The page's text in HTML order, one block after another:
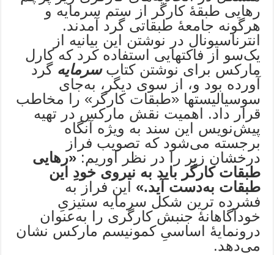
رهایی طبقۀ کارگر از ستم سرمایه و
هرگونه جامعۀ طبقاتی گرد آمدند.
انترناسیونال در نوشتن این بیانیه از
یک‌سو از فاکت­هایی استفاده کرد که کارل
مارکس برای نوشتن کتابسرمایه گرد
آورده بود و، از سوی دیگر، به‌جای
سوسیالیست­ها «طبقات کارگر» را مخاطب
قرار داد. اهمیت نقش مارکس در تهیه
پیش‌نویس این سند به ­ویژه آن­گاه
برجسته می‌شود که تصویب فراز
درخشان زیر را­ در نظر آوریم:«رهایی
طبقات کارگر باید به نیروی خودِ این
طبقات به‌دست آید.» این فراز به
فشرده ­ترین شکل سرمایه­ ستیزیِ
خودآگاهانۀ جنبش کارگری را به‌عنوان
درون­مایۀ اساسیِ کمونیسم مارکس نشان
می‌دهد.